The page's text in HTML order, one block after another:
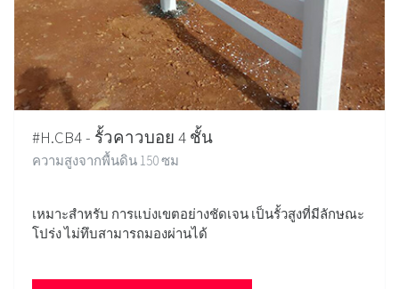
#H.CB4 - รั้วคาวบอย 4 ชั้น
ความสูงจากพื้นดิน 150 ซม
เหมาะสำหรับ การแบ่งเขตอย่างชัดเจน เป็นรั้วสูงที่มีลักษณะ
โปร่ง ไม่ทึบสามารถมองผ่านได้